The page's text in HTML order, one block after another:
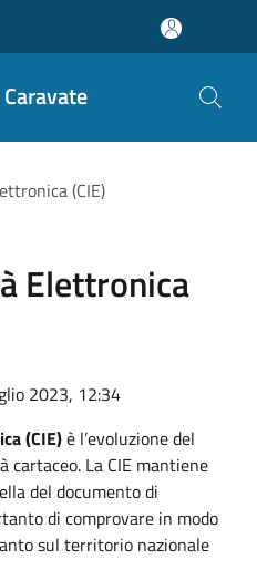
(CIE)
Elettronica
2023, 12:34
(CIE)è l’evoluzione del
cartaceo. La CIE mantiene
del documento di
di comprovare in modo
sul territorio nazionale